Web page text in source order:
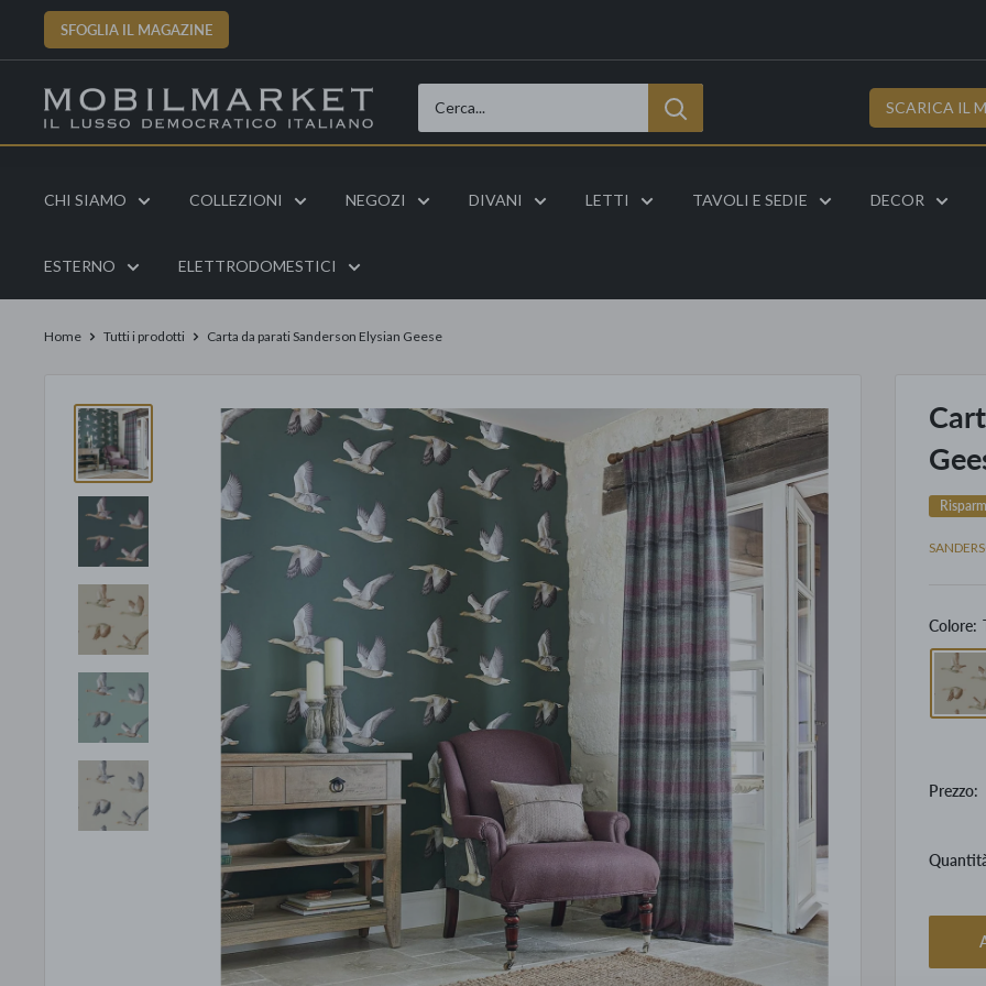
SFOGLIA IL MAGAZINE
SCARICA IL
CHI SIAMO COLLEZIONI NEGOZI DIVANI LETTI TAVOLI E SEDIE DECOR
ESTERNO ELETTRODOMESTICI
Home Tutti i prodotti Carta da parati Sanderson Elysian Geese
Colore:
Prezzo: